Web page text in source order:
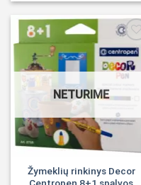
Noriu!
NETURIME
Žymeklių rinkinys Decor